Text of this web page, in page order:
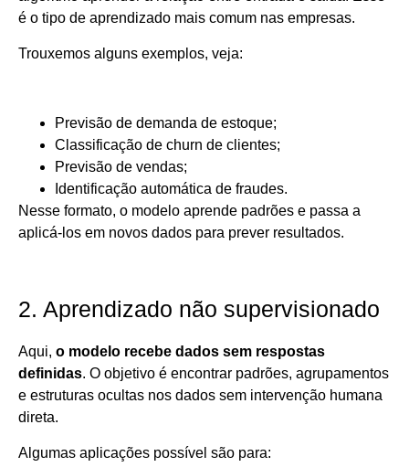
é o tipo de aprendizado mais comum nas empresas.
Trouxemos alguns exemplos, veja:
Previsão de demanda de estoque;
Classificação de churn de clientes;
Previsão de vendas;
Identificação automática de fraudes.
Nesse formato, o modelo aprende padrões e passa a
aplicá-los em novos dados para prever resultados.
2. Aprendizado não supervisionado
Aqui, o modelo recebe dados sem respostas
definidas. O objetivo é encontrar padrões, agrupamentos
e estruturas ocultas nos dados sem intervenção humana
direta.
Algumas aplicações possível são para: